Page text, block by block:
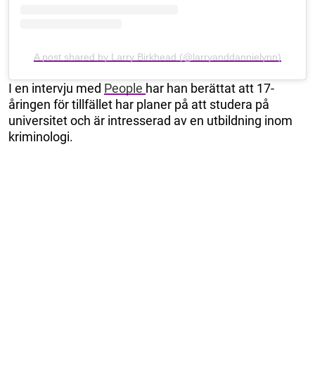
A post shared by Larry Birkhead (@larryanddannielynn)
I en intervju med People har han berättat att 17-
åringen för tillfället har planer på att studera på
universitet och är intresserad av en utbildning inom
kriminologi.